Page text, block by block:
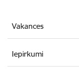
Vakances
Iepirkumi